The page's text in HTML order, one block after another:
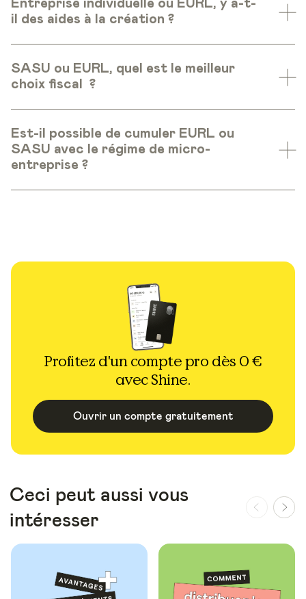
Entreprise individuelle ou EURL, y a-t-
il des aides à la création ?
SASU ou EURL, quel est le meilleur
choix fiscal ?
Est-il possible de cumuler EURL ou
SASU avec le régime de micro-
entreprise ?
Profitez d'un compte pro dès 0 €
avec Shine.
Ouvrir un compte gratuitement
Ceci peut aussi vous
intéresser